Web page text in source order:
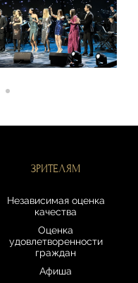
ЗРИТЕЛЯМ
Независимая оценка
качества
Оценка
удовлетворенности
граждан
Афиша